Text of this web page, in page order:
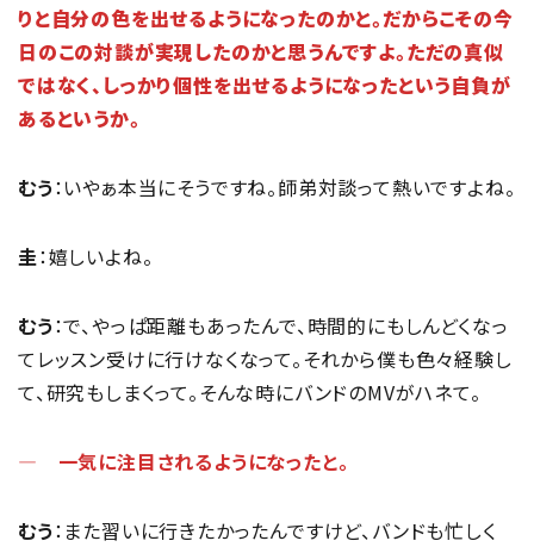
りと自分の色を出せるようになったのかと。だからこその今
日のこの対談が実現したのかと思うんですよ。ただの真似
ではなく、しっかり個性を出せるようになったという自負が
あるというか。
むう：いやぁ本当にそうですね。師弟対談って熱いですよね。
圭：嬉しいよね。
むう：で、やっぱ距離もあったんで、時間的にもしんどくなっ
てレッスン受けに行けなくなって。それから僕も色々経験し
て、研究もしまくって。そんな時にバンドのMVがハネて。
― 一気に注目されるようになったと。
むう：また習いに行きたかったんですけど、バンドも忙しく